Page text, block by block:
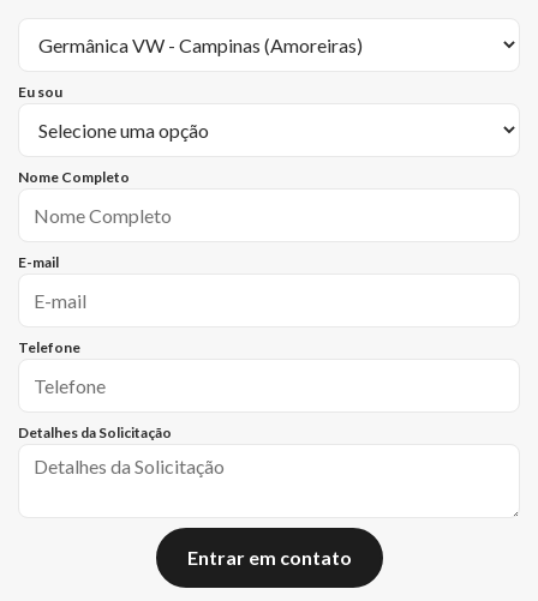
Eu sou
Nome Completo
E-mail
Telefone
Detalhes da Solicitação
Entrar em contato